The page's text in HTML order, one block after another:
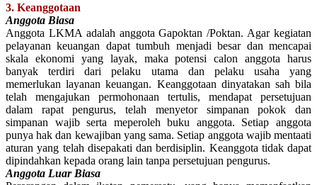
3. Keanggotaan
Anggota Biasa
Anggota LKMA adalah anggota Gapoktan /Poktan. Agar kegiatan
pelayanan keuangan dapat tumbuh menjadi besar dan mencapai
skala ekonomi yang layak, maka potensi calon anggota harus
banyak terdiri dari pelaku utama dan pelaku usaha yang
memerlukan layanan keuangan. Keanggotaan dinyatakan sah bila
telah mengajukan permohonaan tertulis, mendapat persetujuan
dalam rapat pengurus, telah menyetor simpanan pokok dan
simpanan wajib serta meperoleh buku anggota. Setiap anggota
punya hak dan kewajiban yang sama. Setiap anggota wajib mentaati
aturan yang telah disepakati dan berdisiplin. Keanggota tidak dapat
dipindahkan kepada orang lain tanpa persetujuan pengurus.
Anggota Luar Biasa